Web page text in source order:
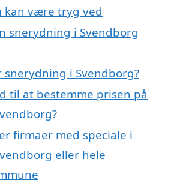
kan være tryg ved
snerydning i Svendborg
snerydning i Svendborg?
til at bestemme prisen på
firmaer med speciale i
eller hele